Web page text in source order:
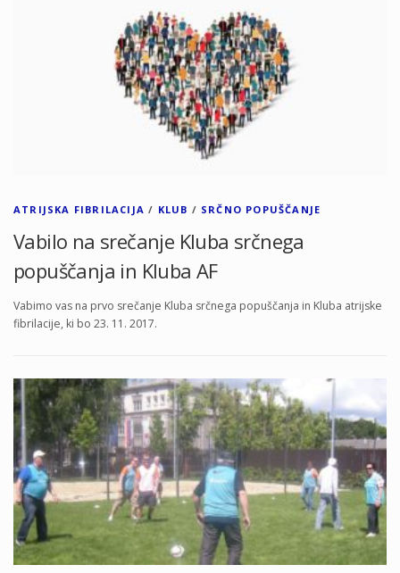
ATRIJSKA FIBRILACIJA / KLUB / SRČNO POPUŠČANJE
Vabilo na srečanje Kluba srčnega
popuščanja in Kluba AF
Vabimo vas na prvo srečanje Kluba srčnega popuščanja in Kluba atrijske
fibrilacije, ki bo 23. 11. 2017.